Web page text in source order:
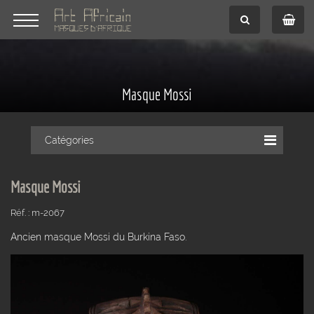
Masque Mossi
Catégories
Masque Mossi
Réf. : m-2067
Ancien masque Mossi du Burkina Faso.